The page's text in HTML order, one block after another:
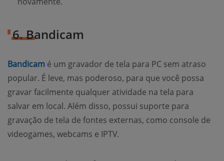
6. Bandicam
Bandicam é um gravador de tela para PC sem atraso
popular. É leve, mas poderoso, para que você possa
gravar facilmente qualquer atividade na tela para
salvar em local. Além disso, possui suporte para
gravação de tela de fontes externas, como console de
videogames, webcams e IPTV.